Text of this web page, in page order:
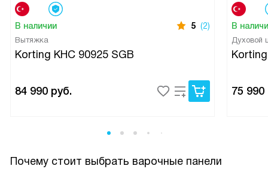
В наличии 5 (2)
Вытяжка
Korting KHC 90925 SGB
84 990 руб.
В
Духовой
75 990
Почему стоит выбрать варочные панели